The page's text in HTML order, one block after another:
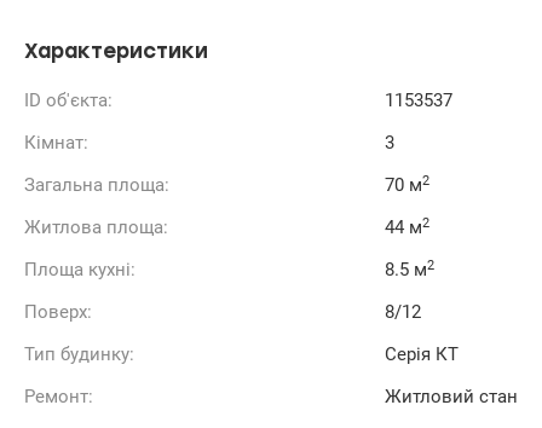
Характеристики
ID об'єкта:
1153537
Кімнат:
3
Загальна площа:
70 м2
Житлова площа: 44 м2
Площа кухні: 8.5 м2
Поверх:
8/12
Тип будинку:
Серія КТ
Ремонт:
Житловий стан